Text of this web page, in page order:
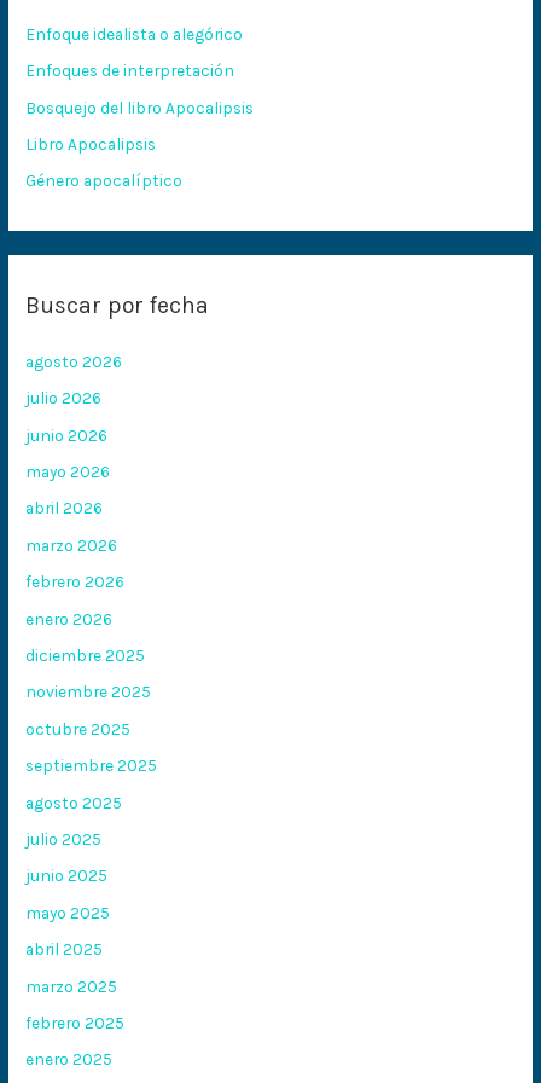
p
o
r
:
Enfoque idealista o alegórico
Enfoques de interpretación
Bosquejo del libro Apocalipsis
Libro Apocalipsis
Género apocalíptico
Buscar por fecha
agosto 2026
julio 2026
junio 2026
mayo 2026
abril 2026
marzo 2026
febrero 2026
enero 2026
diciembre 2025
noviembre 2025
octubre 2025
septiembre 2025
agosto 2025
julio 2025
junio 2025
mayo 2025
abril 2025
marzo 2025
febrero 2025
enero 2025